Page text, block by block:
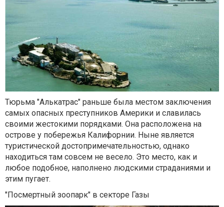
Тюрьма "Алькатрас" раньше была местом заключения
самых опасных преступников Америки и славилась
своими жестокими порядками. Она расположена на
острове у побережья Калифорнии. Ныне является
туристической достопримечательностью, однако
находиться там совсем не весело. Это место, как и
любое подобное, наполнено людскими страданиями и
этим пугает.
"Посмертный зоопарк" в секторе Газы